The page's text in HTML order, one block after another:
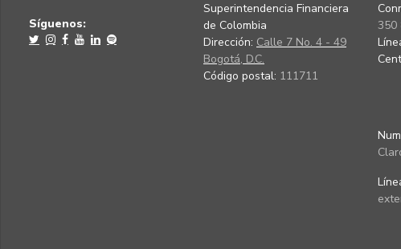
Síguenos:
Superintendencia Financiera
de Colombia
Dirección: Calle 7 No. 4 - 49
Bogotá, D.C.
Código postal: 111711
350